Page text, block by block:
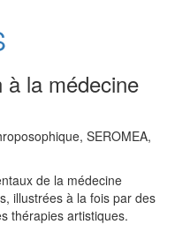
à la médecine
SEROMEA,
de la médecine
illustrées à la fois par des
thérapies artistiques.